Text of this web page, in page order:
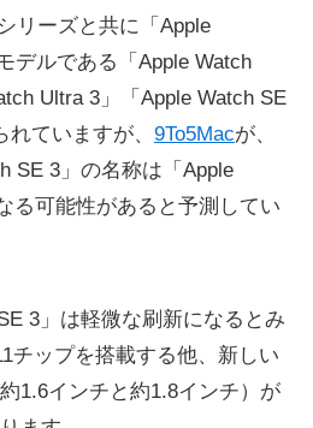
リーズと共に「Apple
デルである「Apple Watch
Ultra 3」「Apple Watch SE
ていますが、 9To5Macが、
SE 3」の名称は「Apple
る可能性があると予測してい
3」は軽微な刷新になるとみ
チップを搭載する他、新しい
1.6インチと約1.8インチ）が